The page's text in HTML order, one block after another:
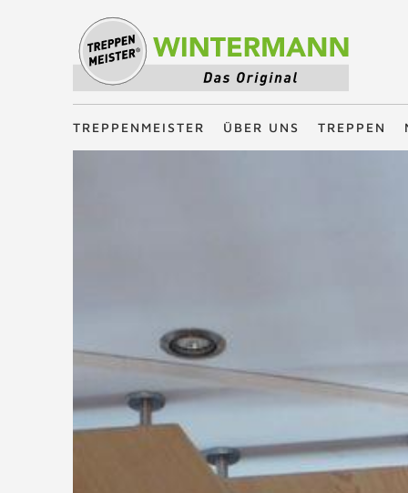
Treppenmeister - Das Original
TREPPENMEISTER ÜBER UNS TREPPEN